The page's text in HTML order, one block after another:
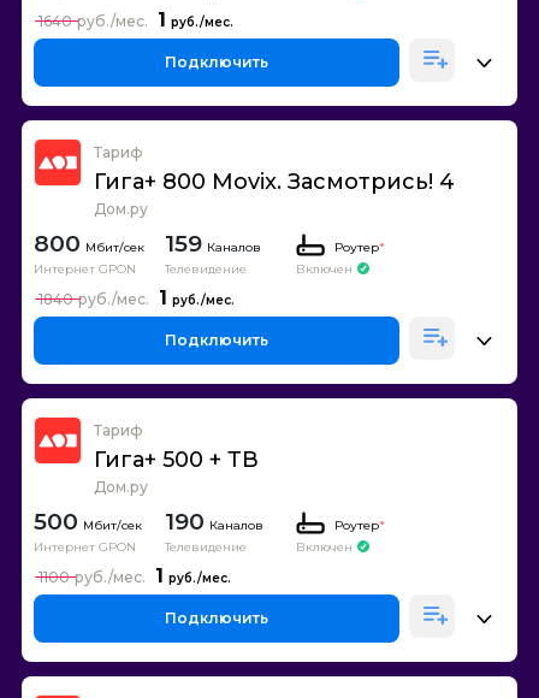
1
1640
Подключить
Тариф
Гига+ 800 Movix. Засмотрись! 4
Дом.ру
800
Интернет GPON
159 Каналов
Телевидение
Роутер*
Включен
1
1840
Подключить
Тариф
Гига+ 500 + ТВ
Дом.ру
500
Интернет GPON
190 Каналов
Телевидение
Роутер*
Включен
1
1100
Подключить